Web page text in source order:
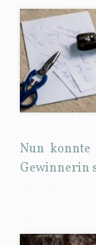
Nun
Gewinnerin